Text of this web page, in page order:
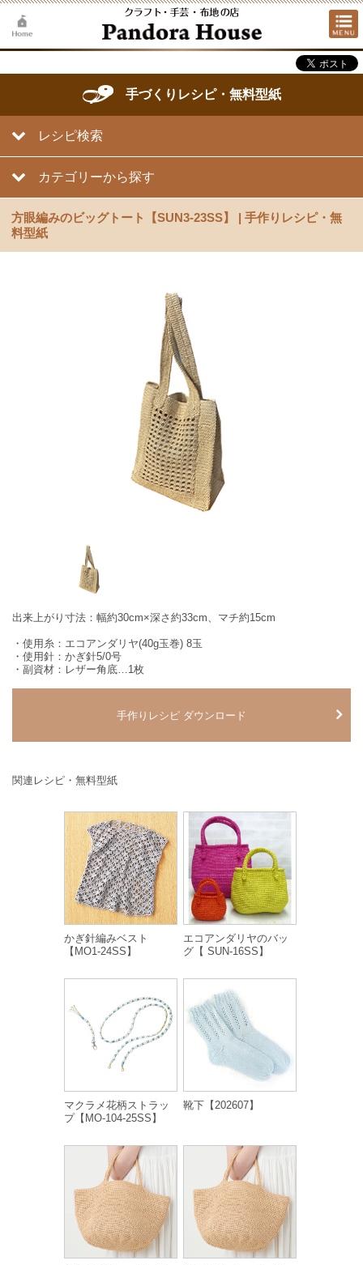
手づくりレシピ・無料型紙
レシピ検索
カテゴリーから探す
方眼編みのビッグトート【SUN3-23SS】 | 手作りレシピ・無
料型紙
出来上がり寸法：幅約30cm×深さ約33cm、マチ約15cm
・使用糸：エコアンダリヤ(40g玉巻) 8玉
・使用針：かぎ針5/0号
・副資材：レザー角底…1枚
手作りレシピ ダウンロード
関連レシピ・無料型紙
かぎ針編みベスト
【MO1-24SS】
エコアンダリヤのバッ
グ【 SUN-16SS】
マクラメ花柄ストラッ
プ【MO-104-25SS】
靴下【202607】